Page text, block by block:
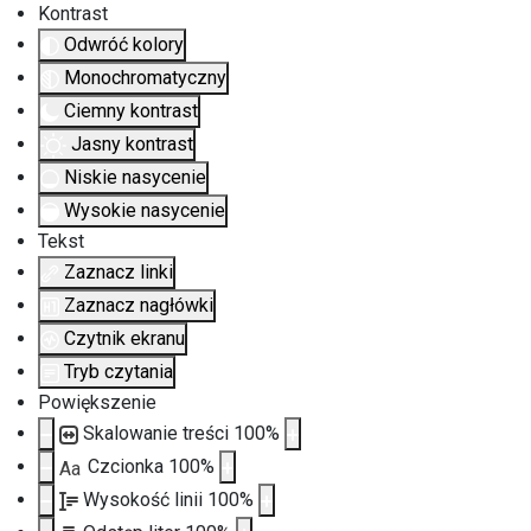
Kontrast
Odwróć kolory
Monochromatyczny
Ciemny kontrast
Jasny kontrast
Niskie nasycenie
Wysokie nasycenie
Tekst
Zaznacz linki
Zaznacz nagłówki
Czytnik ekranu
Tryb czytania
Powiększenie
Skalowanie treści 100%
Aa Czcionka 100%
Wysokość linii 100%